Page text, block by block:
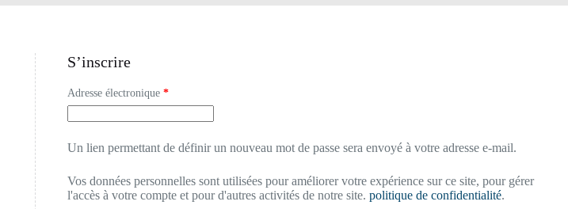
S’inscrire
Adresse électronique *
Un lien permettant de définir un nouveau mot de passe sera envoyé à votre adresse e-mail.
Vos données personnelles sont utilisées pour améliorer votre expérience sur ce site, pour gérer
l'accès à votre compte et pour d'autres activités de notre site. politique de confidentialité.